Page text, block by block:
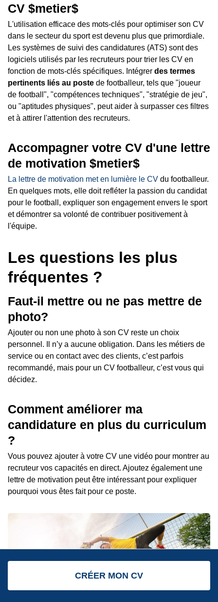
CV $metier$
L'utilisation efficace des mots-clés pour optimiser son CV
dans le secteur du sport est devenu plus que primordiale.
Les systèmes de suivi des candidatures (ATS) sont des
logiciels utilisés par les recruteurs pour trier les CV en
fonction de mots-clés spécifiques. Intégrer des termes
pertinents liés au poste de footballeur, tels que "joueur
de football", "compétences techniques", "stratégie de jeu",
ou "aptitudes physiques", peut aider à surpasser ces filtres
et à attirer l'attention des recruteurs.
Accompagner votre CV d'une lettre
de motivation $metier$
La lettre de motivation met en lumière le CV du footballeur.
En quelques mots, elle doit refléter la passion du candidat
pour le football, expliquer son engagement envers le sport
et démontrer sa volonté de contribuer positivement à
l'équipe.
Les questions les plus
fréquentes ?
Faut-il mettre ou ne pas mettre de
photo?
Ajouter ou non une photo à son CV reste un choix
personnel. Il n’y a aucune obligation. Dans les métiers de
service ou en contact avec des clients, c’est parfois
recommandé, mais pour un CV footballeur, c’est vous qui
décidez.
Comment améliorer ma
candidature en plus du curriculum
?
Vous pouvez ajouter à votre CV une vidéo pour montrer au
recruteur vos capacités en direct. Ajoutez également une
lettre de motivation peut être intéressant pour expliquer
pourquoi vous êtes fait pour ce poste.
CRÉER MON CV